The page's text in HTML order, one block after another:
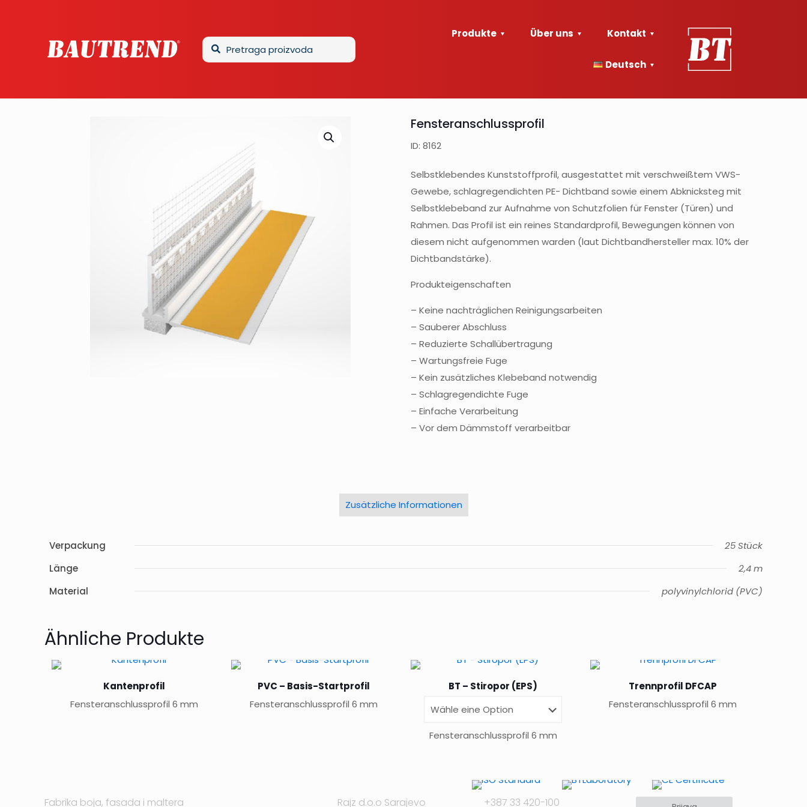
Produkte Über uns Kontakt
Deutsch
Fensteranschlussprofil
ID: 8162
Selbstklebendes Kunststoffprofil, ausgestattet mit verschweißtem VWS-
Gewebe, schlagregendichten PE- Dichtband sowie einem Abknicksteg mit
Selbstklebeband zur Aufnahme von Schutzfolien für Fenster (Türen) und
Rahmen. Das Profil ist ein reines Standardprofil, Bewegungen können von
diesem nicht aufgenommen warden (laut Dichtbandhersteller max. 10% der
Dichtbandstärke).
Produkteigenschaften
– Keine nachträglichen Reinigungsarbeiten
– Sauberer Abschluss
– Reduzierte Schallübertragung
– Wartungsfreie Fuge
– Kein zusätzliches Klebeband notwendig
– Schlagregendichte Fuge
– Einfache Verarbeitung
– Vor dem Dämmstoff verarbeitbar
Zusätzliche Informationen
Verpackung
25 Stück
Länge
2,4 m
Material
polyvinylchlorid (PVC)
Ähnliche Produkte
Kantenprofil
Fensteranschlussprofil 6 mm
PVC – Basis-Startprofil
Fensteranschlussprofil 6 mm
BT – Stiropor (EPS)
Fensteranschlussprofil 6 mm
weist
mehrere
Trennprofil DFCAP
Fensteranschlussprofil 6 mm
Fabrika boja, fasada i maltera Rajz d.o.o Sarajevo +387 33 420-100